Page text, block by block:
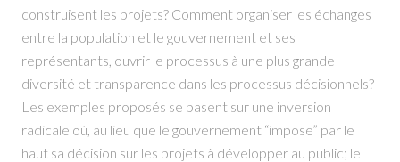
construisent les projets? Comment organiser les échanges
entre la population et le gouvernement et ses
représentants, ouvrir le processus à une plus grande
diversité et transparence dans les processus décisionnels?
Les exemples proposés se basent sur une inversion
radicale où, au lieu que le gouvernement “impose” par le
haut sa décision sur les projets à développer au public; le